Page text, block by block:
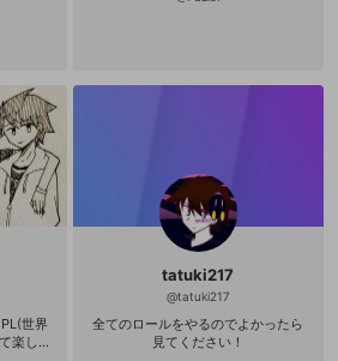
世界
tatuki217
@tatuki217
全てのロールをやるのでよかったら
見てください！